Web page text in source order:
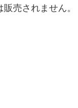
売されません。